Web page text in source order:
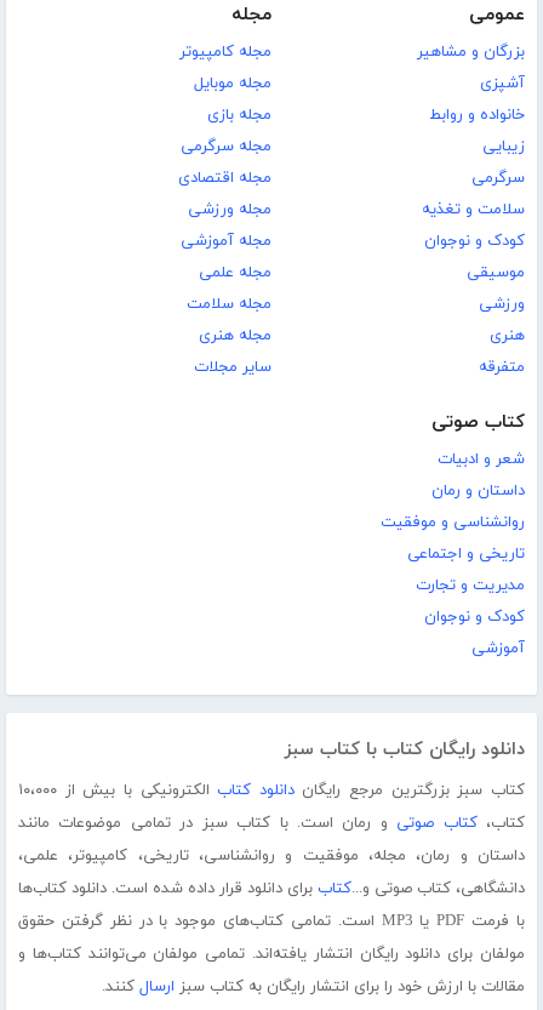
عمومی
بزرگان و مشاهیر
آشپزی
خانواده و روابط
زیبایی
سرگرمی
سلامت و تغذیه
کودک و نوجوان
موسیقی
ورزشی
هنری
متفرقه
مجله
مجله کامپیوتر
مجله موبایل
مجله بازی
مجله سرگرمی
مجله اقتصادی
مجله ورزشی
مجله آموزشی
مجله علمی
مجله سلامت
مجله هنری
سایر مجلات
کتاب صوتی
شعر و ادبیات
داستان و رمان
روانشناسی و موفقیت
تاریخی و اجتماعی
مدیریت و تجارت
کودک و نوجوان
آموزشی
دانلود رایگان کتاب با کتاب سبز
کتاب سبز بزرگترین مرجع رایگاندانلود کتاب
الکترونیکی با بیش از ۱۰،۰۰۰
کتاب،کتاب صوتی و رمان است. با کتاب سبز در تمامی موضوعات مانند
داستان و رمان، مجله، موفقیت و روانشناسی، تاریخی، کامپیوتر، علمی،
دانشگاهی، کتاب صوتی و...کتاب برای دانلود قرار داده شده است. دانلود کتاب‌ها
با فرمت PDF یا MP3 است. تمامی کتاب‌های موجود با در نظر گرفتن حقوق
مولفان برای دانلود رایگان انتشار یافته‌اند. تمامی مولفان می‌توانند کتاب‌ها و
مقالات با ارزش خود را برای انتشار رایگان به کتاب سبز ارسال کنند.